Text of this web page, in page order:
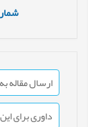
ارسال مقاله
داوری برای